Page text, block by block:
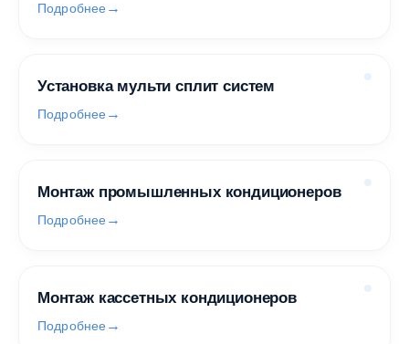
Подробнее
Установка мульти сплит систем
Подробнее
Монтаж промышленных кондиционеров
Подробнее
Монтаж кассетных кондиционеров
Подробнее